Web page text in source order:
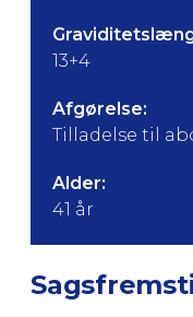
13+4
Afgørelse:
Tilladelse til
Alder:
41 år